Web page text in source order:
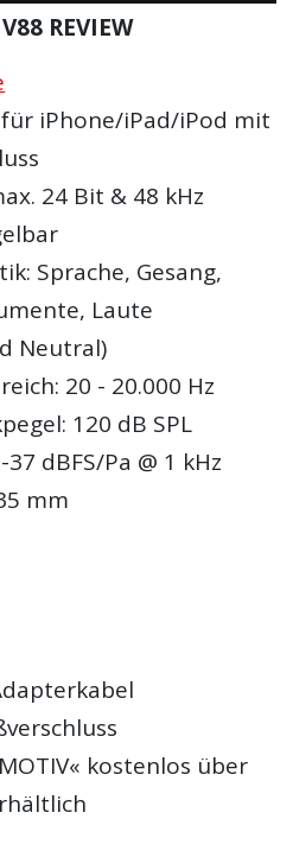
REVIEW
iPhone/iPad/iPod mit
24 Bit & 48 kHz
Sprache, Gesang,
Laute
Neutral)
20 - 20.000 Hz
120 dB SPL
dBFS/Pa @ 1 kHz
mm
kostenlos über